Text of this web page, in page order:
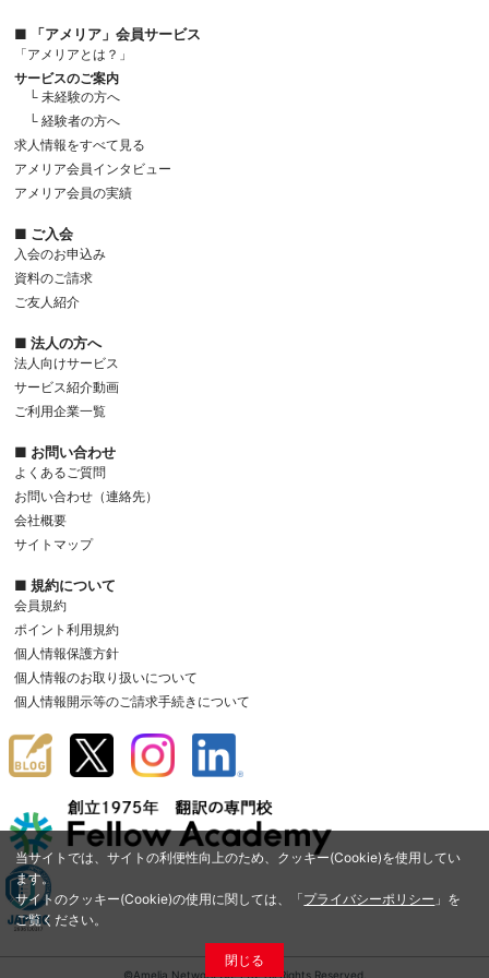
当サイトでは、サイトの利便性向上のため、クッキー(Cookie)を使用してい
ます。
サイトのクッキー(Cookie)の使用に関しては、「プライバシーポリシー 」を
ご覧ください。
閉じる
■ 「アメリア」会員サービス
「アメリアとは？」
サービスのご案内
└ 未経験の方へ
└ 経験者の方へ
求人情報をすべて見る
アメリア会員インタビュー
アメリア会員の実績
■ ご入会
入会のお申込み
資料のご請求
ご友人紹介
■ 法人の方へ
法人向けサービス
サービス紹介動画
ご利用企業一覧
■ お問い合わせ
よくあるご質問
お問い合わせ（連絡先）
会社概要
サイトマップ
■ 規約について
会員規約
ポイント利用規約
個人情報保護方針
個人情報のお取り扱いについて
個人情報開示等のご請求手続きについて
©Amelia Network Co.,Ltd. All Rights Reserved.